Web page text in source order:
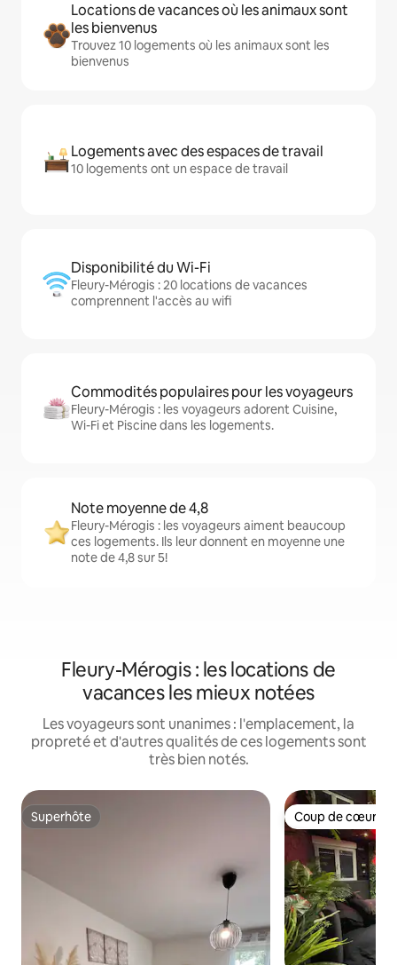
Locations de vacances où les animaux sont
les bienvenus
Trouvez 10 logements où les animaux sont les
bienvenus
Logements avec des espaces de travail
10 logements ont un espace de travail
Disponibilité du Wi-Fi
Fleury-Mérogis : 20 locations de vacances
comprennent l'accès au wifi
Commodités populaires pour les voyageurs
Fleury-Mérogis : les voyageurs adorent Cuisine,
Wi-Fi et Piscine dans les logements.
Note moyenne de 4,8
Fleury-Mérogis : les voyageurs aiment beaucoup
ces logements. Ils leur donnent en moyenne une
note de 4,8 sur 5!
Fleury-Mérogis : les locations de
vacances les mieux notées
Les voyageurs sont unanimes : l'emplacement, la
propreté et d'autres qualités de ces logements sont
très bien notés.
Superhôte
Superhôte Coup de cœur
Coup de cœur